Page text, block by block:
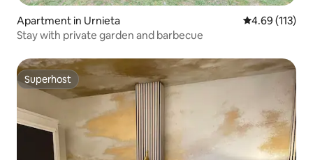
Apartment in Urnieta 4.69 out of 5
4.69 (113)
Stay with private garden and barbecue
Superhost
Superhost